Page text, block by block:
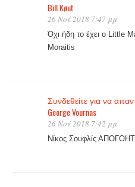
Bill Køut
26 Νοέ 2018 7:47 μμ
Όχι ήδη το έχει ο Little
Moraitis
Συνδεθείτε για να
George Vournas
26 Νοέ 2018 7:42 μμ
Νίκος Σουφλίς